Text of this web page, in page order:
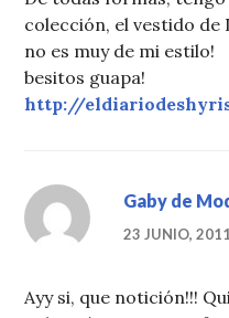
colección, el vestido de
no es muy de mi estilo!
besitos guapa!
http://
Gaby de
23 JUNIO,
Ayy si, que notición!!!